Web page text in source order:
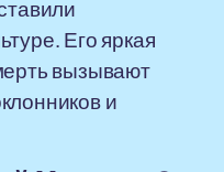
Его яркая
вызывают
и